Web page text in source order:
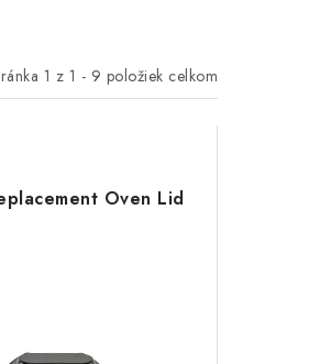
1 z 1 - 9 položiek celkom
Oven Lid